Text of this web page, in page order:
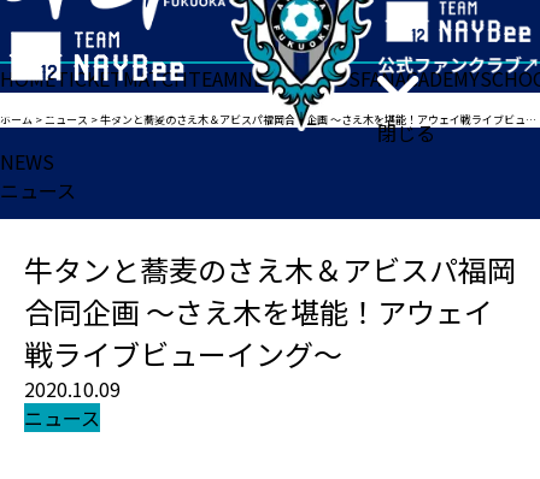
閉じる
HOMETICKETMATCHTEAMNEWSGOODSFANACADEMY
ホーム >ニュース >牛タンと蕎麦のさえ木＆アビスパ福岡合同企画 ～さえ木を堪能！アウェイ戦ライブビューイング～
NEWS
ニュース
牛タンと蕎麦のさえ木＆アビスパ福岡
合同企画 ～さえ木を堪能！アウェイ
戦ライブビューイング～
2020.10.09
ニュース